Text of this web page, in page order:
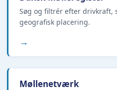
Søg og filtrér efter drivkraft,
geografisk placering.
→
Møllenetværk